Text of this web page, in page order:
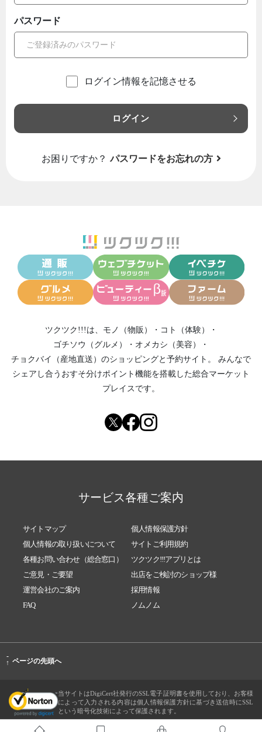
パスワード
ログイン情報を記憶させる
ログイン
お困りですか？ パスワードをお忘れの方
ツクツク!!!は、 モノ（物販） ・ コト（体験）
・
ゴチソウ（グルメ）
・ オメカシ（美容）
・
チョクバイ（産地直送） のショッピングと予約サイト。
みんなで
シェアし合う おすそ分けポイント機能を搭載した総合マーケット
プレイスです。
サービス各種ご案内
サイトマップ
個人情報保護方針
個人情報の取り扱いについて
サイトご利用規約
各種お問い合わせ（総合窓口）
ツクツク!!!アプリとは
ご意見・ご要望
出店をご検討のショップ様
運営会社のご案内
採用情報
FAQ
ノムノム
-
↑ ページの先頭へ
当サイトはDigiCert社発行のSSL電子証明書を使用しており、お客様
によって入力される内容は個人情報保護方針に基づき送信時にSSL
という暗号化技術によって保護されます。